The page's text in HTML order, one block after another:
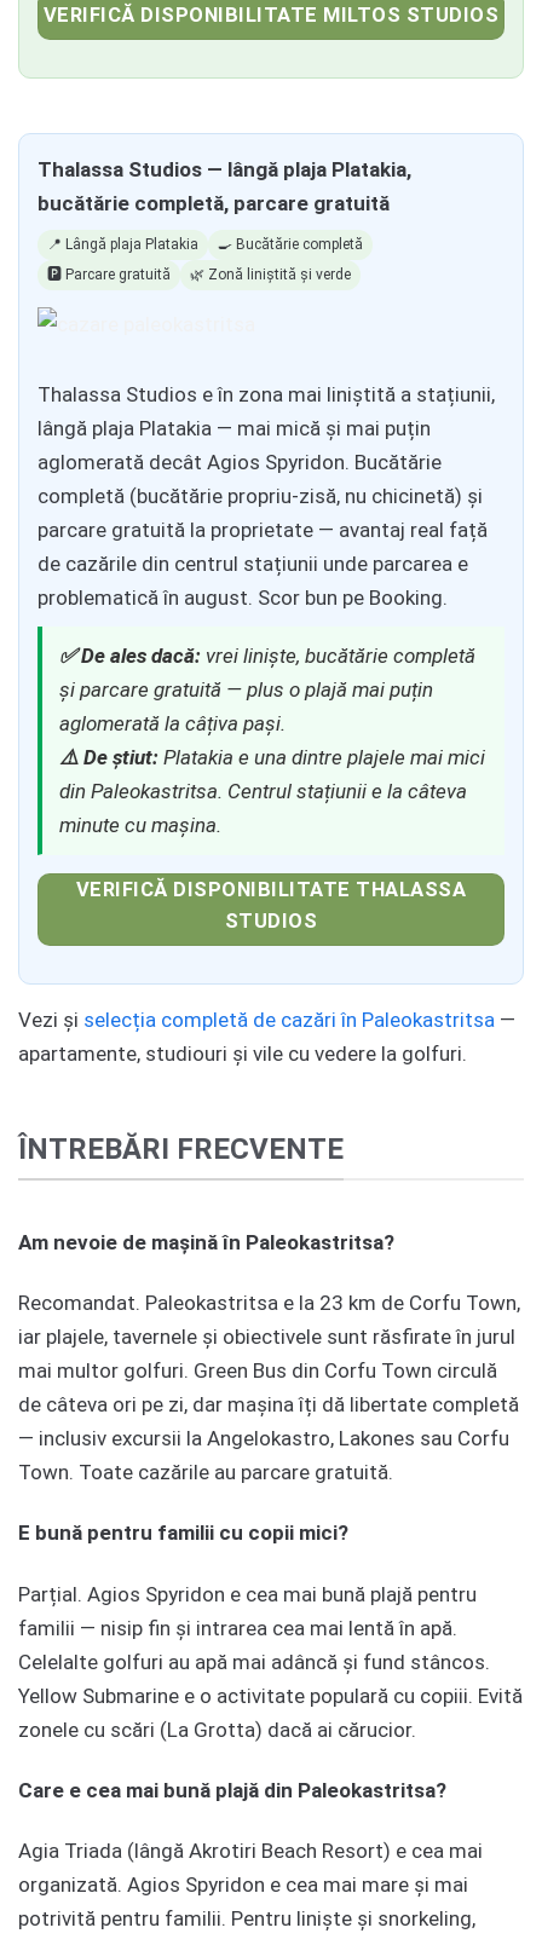
VERIFICĂ DISPONIBILITATE MILTOS STUDIOS
Thalassa Studios — lângă plaja Platakia,
bucătărie completă, parcare gratuită
📍 Lângă plaja Platakia
🍳 Bucătărie completă
🅿️ Parcare gratuită
🌿 Zonă liniștită și verde
Thalassa Studios e în zona mai liniștită a stațiunii,
lângă plaja Platakia — mai mică și mai puțin
aglomerată decât Agios Spyridon. Bucătărie
completă (bucătărie propriu-zisă, nu chicinetă) și
parcare gratuită la proprietate — avantaj real față
de cazările din centrul stațiunii unde parcarea e
problematică în august. Scor bun pe Booking.
✅ De ales dacă: vrei liniște, bucătărie completă
și parcare gratuită — plus o plajă mai puțin
aglomerată la câțiva pași.
⚠️ De știut: Platakia e una dintre plajele mai mici
din Paleokastritsa. Centrul stațiunii e la câteva
minute cu mașina.
VERIFICĂ DISPONIBILITATE THALASSA
STUDIOS
Vezi și selecția completă de cazări în Paleokastritsa —
apartamente, studiouri și vile cu vedere la golfuri.
ÎNTREBĂRI FRECVENTE
Am nevoie de mașină în Paleokastritsa?
Recomandat. Paleokastritsa e la 23 km de Corfu Town,
iar plajele, tavernele și obiectivele sunt răsfirate în jurul
mai multor golfuri. Green Bus din Corfu Town circulă
de câteva ori pe zi, dar mașina îți dă libertate completă
— inclusiv excursii la Angelokastro, Lakones sau Corfu
Town. Toate cazările au parcare gratuită.
E bună pentru familii cu copii mici?
Parțial. Agios Spyridon e cea mai bună plajă pentru
familii — nisip fin și intrarea cea mai lentă în apă.
Celelalte golfuri au apă mai adâncă și fund stâncos.
Yellow Submarine e o activitate populară cu copiii. Evită
zonele cu scări (La Grotta) dacă ai cărucior.
Care e cea mai bună plajă din Paleokastritsa?
Agia Triada (lângă Akrotiri Beach Resort) e cea mai
organizată. Agios Spyridon e cea mai mare și mai
potrivită pentru familii. Pentru liniște și snorkeling,